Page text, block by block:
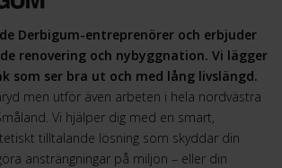
Derbigum-entreprenörer och erbjuder
renovering och nybyggnation. Vi lägger
som ser bra ut och med lång livslängd.
men utför även arbeten i hela nordvästra
Vi hjälper dig med en smart,
tilltalande lösning som skyddar din
ansträngningar på miljön – eller din